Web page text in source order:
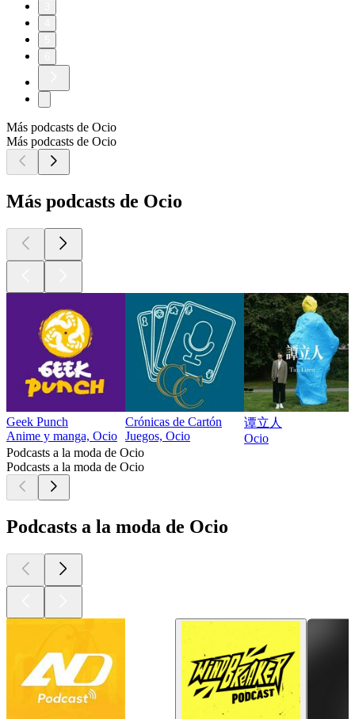
Más podcasts de Ocio
Más podcasts de Ocio
Más podcasts de Ocio
Geek Punch
Anime y manga, Ocio
Crónicas de Cartón
Juegos, Ocio
谭立人
Ocio
Podcasts a la moda de Ocio
Podcasts a la moda de Ocio
Podcasts a la moda de Ocio